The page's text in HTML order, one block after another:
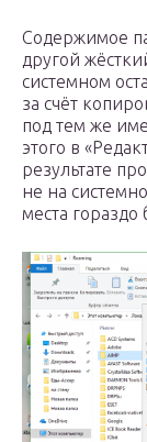
Содержимое
другой
системном
за счёт
под тем же
этого в
результате
не на
места